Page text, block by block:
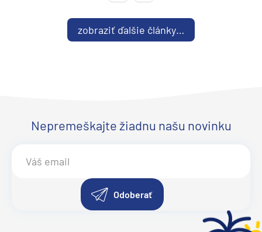
zobraziť ďalšie články…
Nepremeškajte žiadnu našu novinku
Odoberať